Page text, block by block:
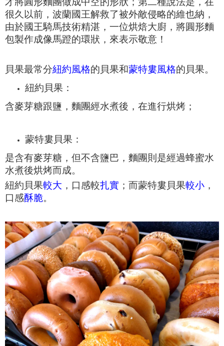
很久以前，波蘭國王解救了被外敵侵略的維也納，
由於國王騎馬技術精湛，一位烘焙大廚， 將圓形麵
包製作成像馬蹬的環狀，來表示敬意！
貝果最常分紐約風格的貝果和蒙特婁風格的貝果。
紐約貝果：
含麥芽糖跟鹽，麵團經水煮後，在進行烘烤；
蒙特婁貝果：
是含有麥芽糖，但不含鹽巴，麵團則是經過蜂蜜水
水煮後烘烤而成。
紐約貝果較大 ，口感較扎實 ；而蒙特婁貝果較小 ，
口感酥脆。